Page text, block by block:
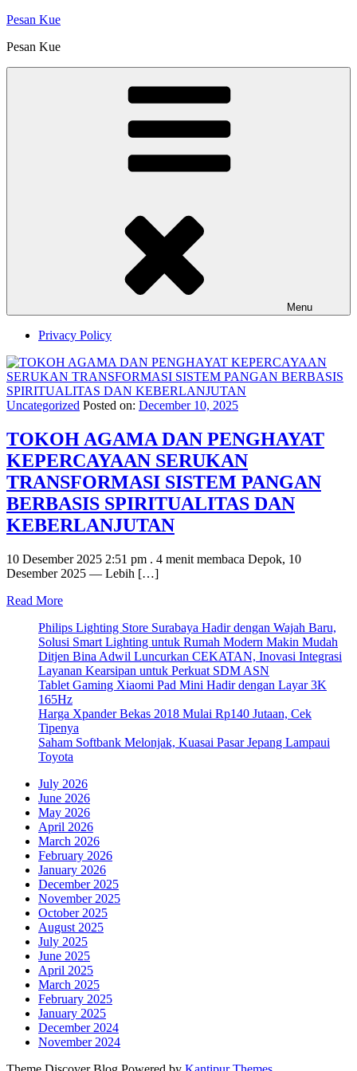
Skip
content
Pesan Kue
Pesan Kue
Menu
Privacy Policy
Uncategorized Posted on: December 10, 2025
TOKOH AGAMA DAN PENGHAYAT
KEPERCAYAAN SERUKAN
TRANSFORMASI SISTEM PANGAN
BERBASIS SPIRITUALITAS DAN
KEBERLANJUTAN
10 Desember 2025 2:51 pm . 4 menit membaca Depok, 10
Desember 2025 — Lebih […]
Read More
Philips Lighting Store Surabaya Hadir dengan Wajah Baru,
Solusi Smart Lighting untuk Rumah Modern Makin Mudah
Ditjen Bina Adwil Luncurkan CEKATAN, Inovasi Integrasi
Layanan Kearsipan untuk Perkuat SDM ASN
Tablet Gaming Xiaomi Pad Mini Hadir dengan Layar 3K
165Hz
Harga Xpander Bekas 2018 Mulai Rp140 Jutaan, Cek
Tipenya
Saham Softbank Melonjak, Kuasai Pasar Jepang Lampaui
Toyota
July 2026
June 2026
May 2026
April 2026
March 2026
February 2026
January 2026
December 2025
November 2025
October 2025
August 2025
July 2025
June 2025
April 2025
March 2025
February 2025
January 2025
December 2024
November 2024